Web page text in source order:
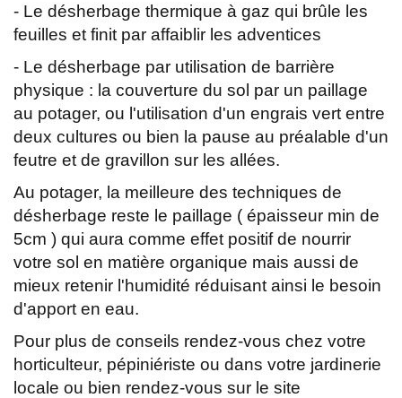
- Le désherbage thermique à gaz qui brûle les
feuilles et finit par affaiblir les adventices
- Le désherbage par utilisation de barrière
physique : la couverture du sol par un paillage
au potager, ou l'utilisation d'un engrais vert entre
deux cultures ou bien la pause au préalable d'un
feutre et de gravillon sur les allées.
Au potager, la meilleure des techniques de
désherbage reste le paillage ( épaisseur min de
5cm ) qui aura comme effet positif de nourrir
votre sol en matière organique mais aussi de
mieux retenir l'humidité réduisant ainsi le besoin
d'apport en eau.
Pour plus de conseils rendez-vous chez votre
horticulteur, pépiniériste ou dans votre jardinerie
locale ou bien rendez-vous sur le site